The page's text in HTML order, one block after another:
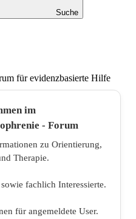
Suche
für evidenzbasierte Hilfe
im
- Forum
zu Orientierung,
Therapie.
fachlich Interessierte.
für angemeldete User.